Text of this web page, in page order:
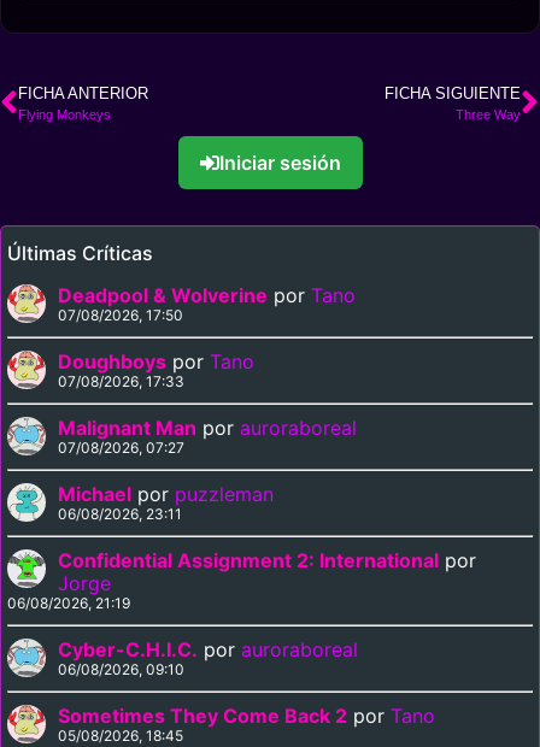
FICHA ANTERIOR
Flying Monkeys
FICHA SIGUIENTE
Three Way
Iniciar sesión
Últimas Críticas
Deadpool & Wolverine por Tano
07/08/2026, 17:50
Doughboys por Tano
07/08/2026, 17:33
Malignant Man por auroraboreal
07/08/2026, 07:27
Michael por puzzleman
06/08/2026, 23:11
Confidential Assignment 2: International por
Jorge
06/08/2026, 21:19
Cyber-C.H.I.C. por auroraboreal
06/08/2026, 09:10
Sometimes They Come Back 2 por Tano
05/08/2026, 18:45